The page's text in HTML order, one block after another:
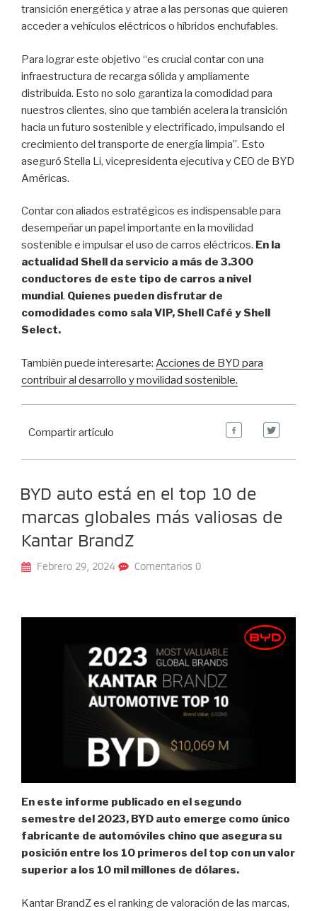
transición energética y atrae a las personas que quieren
acceder a vehículos eléctricos o híbridos enchufables.
Para lograr este objetivo “es crucial contar con una
infraestructura de recarga sólida y ampliamente
distribuida. Esto no solo garantiza la comodidad para
nuestros clientes, sino que también acelera la transición
hacia un futuro sostenible y electrificado, impulsando el
crecimiento del transporte de energía limpia”. Esto
aseguró Stella Li, vicepresidenta ejecutiva y CEO de BYD
Américas.
Contar con aliados estratégicos es indispensable para
desempeñar un papel importante en la movilidad
sostenible e impulsar el uso de carros eléctricos. En la
actualidad Shell da servicio a más de 3.300
conductores de este tipo de carros a nivel
mundial. Quienes pueden disfrutar de
comodidades como sala VIP, Shell Café y Shell
Select.
También puede interesarte: Acciones de BYD para
contribuir al desarrollo y movilidad sostenible.
Compartir artículo
BYD auto está en el top 10 de
marcas globales más valiosas de
Kantar BrandZ
Febrero 29, 2024 Comentarios 0
En este informe publicado en el segundo
semestre del 2023, BYD auto emerge como único
fabricante de automóviles chino que asegura su
posición entre los 10 primeros del top con un valor
superior a los 10 mil millones de dólares.
Kantar BrandZ es el ranking de valoración de las marcas,